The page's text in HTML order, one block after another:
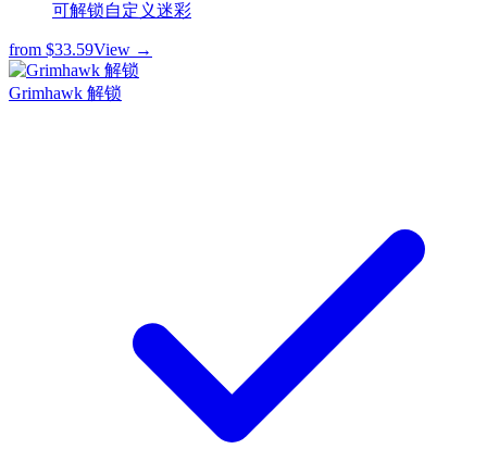
可解锁自定义迷彩
from $33.59View →
Grimhawk 解锁